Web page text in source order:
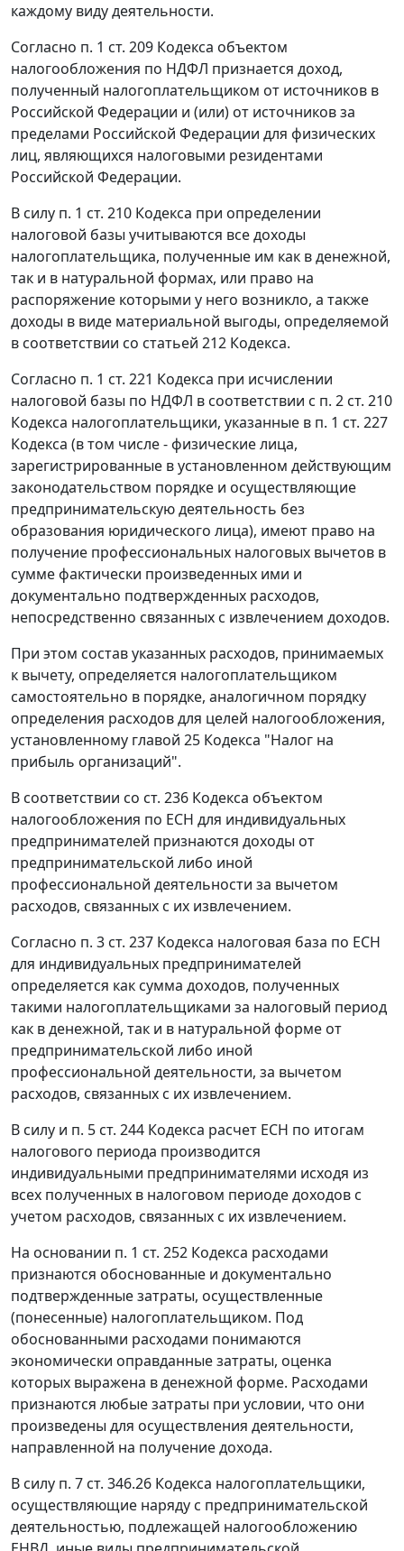
каждому виду деятельности.
Согласно п. 1 ст. 209 Кодекса объектом
налогообложения по НДФЛ признается доход,
полученный налогоплательщиком от источников в
Российской Федерации и (или) от источников за
пределами Российской Федерации для физических
лиц, являющихся налоговыми резидентами
Российской Федерации.
В силу п. 1 ст. 210 Кодекса при определении
налоговой базы учитываются все доходы
налогоплательщика, полученные им как в денежной,
так и в натуральной формах, или право на
распоряжение которыми у него возникло, а также
доходы в виде материальной выгоды, определяемой
в соответствии со статьей 212 Кодекса.
Согласно п. 1 ст. 221 Кодекса при исчислении
налоговой базы по НДФЛ в соответствии с п. 2 ст. 210
Кодекса налогоплательщики, указанные в п. 1 ст. 227
Кодекса (в том числе - физические лица,
зарегистрированные в установленном действующим
законодательством порядке и осуществляющие
предпринимательскую деятельность без
образования юридического лица), имеют право на
получение профессиональных налоговых вычетов в
сумме фактически произведенных ими и
документально подтвержденных расходов,
непосредственно связанных с извлечением доходов.
При этом состав указанных расходов, принимаемых
к вычету, определяется налогоплательщиком
самостоятельно в порядке, аналогичном порядку
определения расходов для целей налогообложения,
установленному главой 25 Кодекса "Налог на
прибыль организаций".
В соответствии со ст. 236 Кодекса объектом
налогообложения по ЕСН для индивидуальных
предпринимателей признаются доходы от
предпринимательской либо иной
профессиональной деятельности за вычетом
расходов, связанных с их извлечением.
Согласно п. 3 ст. 237 Кодекса налоговая база по ЕСН
для индивидуальных предпринимателей
определяется как сумма доходов, полученных
такими налогоплательщиками за налоговый период
как в денежной, так и в натуральной форме от
предпринимательской либо иной
профессиональной деятельности, за вычетом
расходов, связанных с их извлечением.
В силу и п. 5 ст. 244 Кодекса расчет ЕСН по итогам
налогового периода производится
индивидуальными предпринимателями исходя из
всех полученных в налоговом периоде доходов с
учетом расходов, связанных с их извлечением.
На основании п. 1 ст. 252 Кодекса расходами
признаются обоснованные и документально
подтвержденные затраты, осуществленные
(понесенные) налогоплательщиком. Под
обоснованными расходами понимаются
экономически оправданные затраты, оценка
которых выражена в денежной форме. Расходами
признаются любые затраты при условии, что они
произведены для осуществления деятельности,
направленной на получение дохода.
В силу п. 7 ст. 346.26 Кодекса налогоплательщики,
осуществляющие наряду с предпринимательской
деятельностью, подлежащей налогообложению